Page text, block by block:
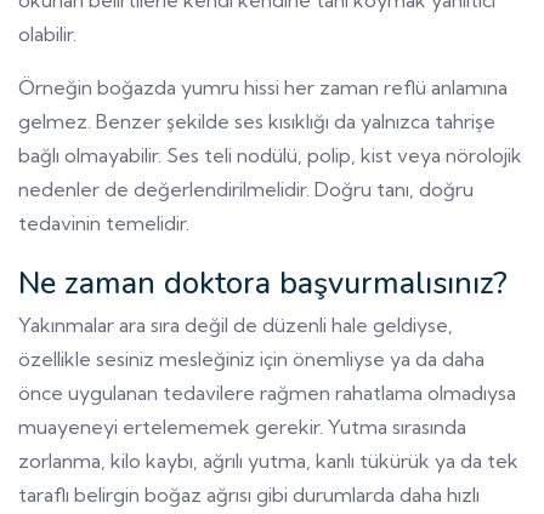
olabilir.
Örneğin boğazda yumru hissi her zaman reflü anlamına
gelmez. Benzer şekilde ses kısıklığı da yalnızca tahrişe
bağlı olmayabilir. Ses teli nodülü, polip, kist veya nörolojik
nedenler de değerlendirilmelidir. Doğru tanı, doğru
tedavinin temelidir.
Ne zaman doktora başvurmalısınız?
Yakınmalar ara sıra değil de düzenli hale geldiyse,
özellikle sesiniz mesleğiniz için önemliyse ya da daha
önce uygulanan tedavilere rağmen rahatlama olmadıysa
muayeneyi ertelememek gerekir. Yutma sırasında
zorlanma, kilo kaybı, ağrılı yutma, kanlı tükürük ya da tek
taraflı belirgin boğaz ağrısı gibi durumlarda daha hızlı